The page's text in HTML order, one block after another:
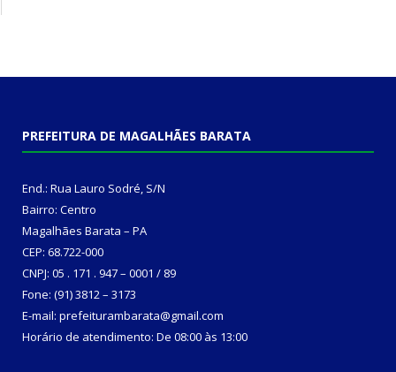
PREFEITURA DE MAGALHÃES BARATA
End.: Rua Lauro Sodré, S/N
Bairro: Centro
Magalhães Barata – PA
CEP: 68.722-000
CNPJ: 05 . 171 . 947 – 0001 / 89
Fone: (91) 3812 – 3173
E-mail: prefeiturambarata@gmail.com
Horário de atendimento: De 08:00 às 13:00